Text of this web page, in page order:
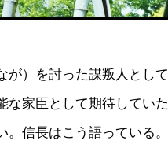
が）を討った謀叛人として
な家臣として期待していた
信長はこう語っている。